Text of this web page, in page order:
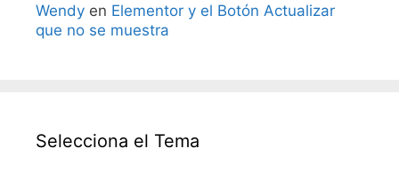
Wendy en Elementor y el Botón Actualizar
que no se muestra
Selecciona el Tema